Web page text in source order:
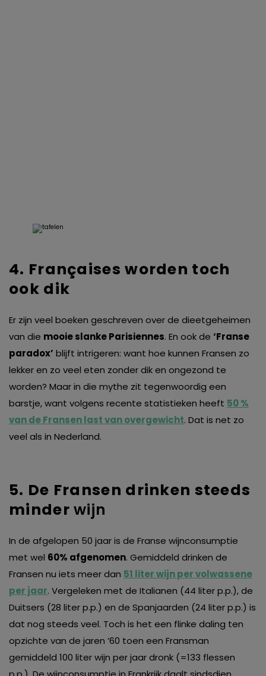
4. Françaises worden toch
ook dik
Er zijn veel boeken geschreven over de dieetgeheimen
van die mooie slanke Parisiennes. En ook de ‘Franse
paradox’ blijft intrigeren: want hoe kunnen Fransen zo
lekker en zo veel eten zonder dik en ongezond te
worden? Maar in die mythe zit tegenwoordig een
barstje, want volgens recente statistieken heeft 50 %
van de Fransen last van overgewicht. Dat is net zo
veel als in Nederland.
5. De Fransen drinken steeds
minderwijn
In de afgelopen 50 jaar is de Franse wijnconsumptie
met wel 60% afgenomen. Gemiddeld drinken de
Fransen nu iets meer dan 51 liter wijn per volwassene
per jaar. Vergeleken met de Italianen (44 liter p.p.), de
Duitsers (28 liter p.p.) en de Spanjaarden (24 liter p.p.) is
dat nog steeds veel. Toch is het een flinke daling ten
opzichte van de jaren ’60 toen een Fransman
gemiddeld 100 liter wijn per jaar dronk (=133 flessen